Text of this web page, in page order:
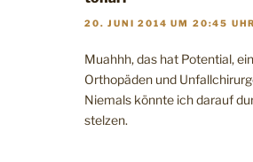
20. JUNI 2014 UM 20:45 UHR
Muahhh, das hat Potential,
Orthopäden und
Niemals könnte ich darauf
stelzen.